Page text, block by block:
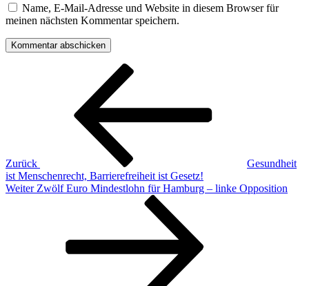
Name, E-Mail-Adresse und Website in diesem Browser für
meinen nächsten Kommentar speichern.
Beitragsnavigation
Zurück
Gesundheit
ist Menschenrecht, Barrierefreiheit ist Gesetz!
Nächster
Weiter Zwölf Euro Mindestlohn für Hamburg – linke Opposition